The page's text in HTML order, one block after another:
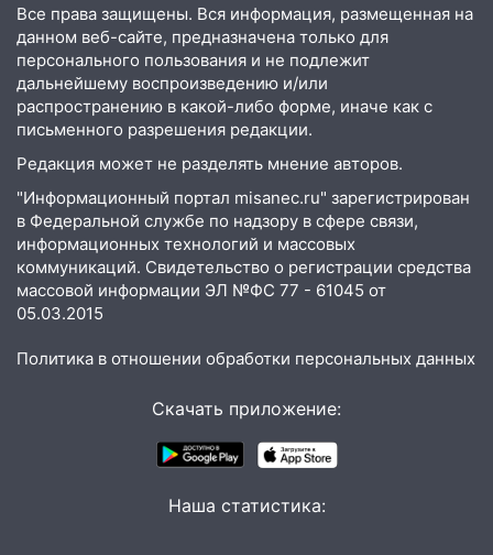
будут судить за неуплату налогов на 48
млн рублей
08:22 Подросток на питбайке сбил
велосипедистку: пострадали двое
07:20 Жара возвращается: ожидается
знойный и сухой четверг
06:00 Под Ульяновском при развороте
пострадал 38-летний водитель
иномарки
05:00
«Каждая пятая женщина и каждый
второй мужчина в мире сталкиваются с
алопецией»: врач рассказал, чем может
быть вызвано облысение и как с этим
Гороскоп на 7 августа: пятница
принесет прилив творческой энергии и
Все права защищены. Вся информация, размещенная на
данном веб-сайте, предназначена только для
персонального пользования и не подлежит
дальнейшему воспроизведению и/или
распространению в какой-либо форме, иначе как с
письменного разрешения редакции.
Редакция может не разделять мнение авторов.
"Информационный портал misanec.ru" зарегистрирован
в Федеральной службе по надзору в сфере связи,
информационных технологий и массовых
коммуникаций. Свидетельство о регистрации средства
массовой информации ЭЛ №ФС 77 - 61045 от
05.03.2015
Политика в отношении обработки персональных данных
Скачать приложение:
Наша статистика: